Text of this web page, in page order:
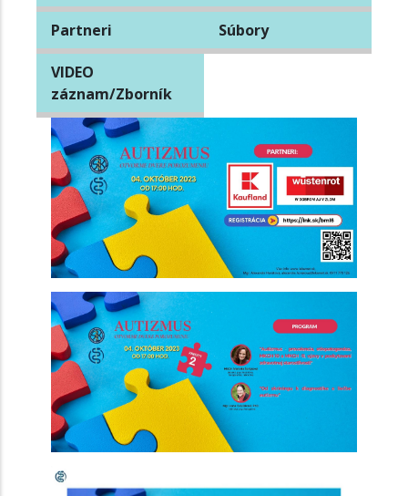
Partneri Súbory
VIDEO
záznam/Zborník